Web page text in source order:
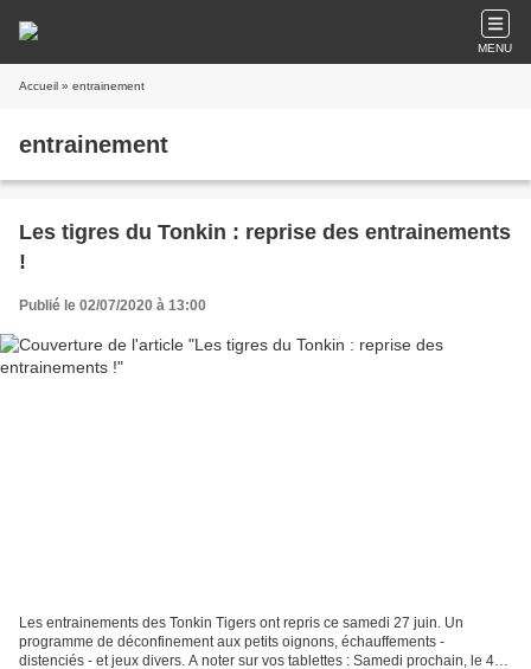
MENU
Accueil » entrainement
entrainement
Les tigres du Tonkin : reprise des entrainements
!
Publié le 02/07/2020 à 13:00
Les entrainements des Tonkin Tigers ont repris ce samedi 27 juin. Un
programme de déconfinement aux petits oignons, échauffements -
distenciés - et jeux divers. A noter sur vos tablettes : Samedi prochain, le 4